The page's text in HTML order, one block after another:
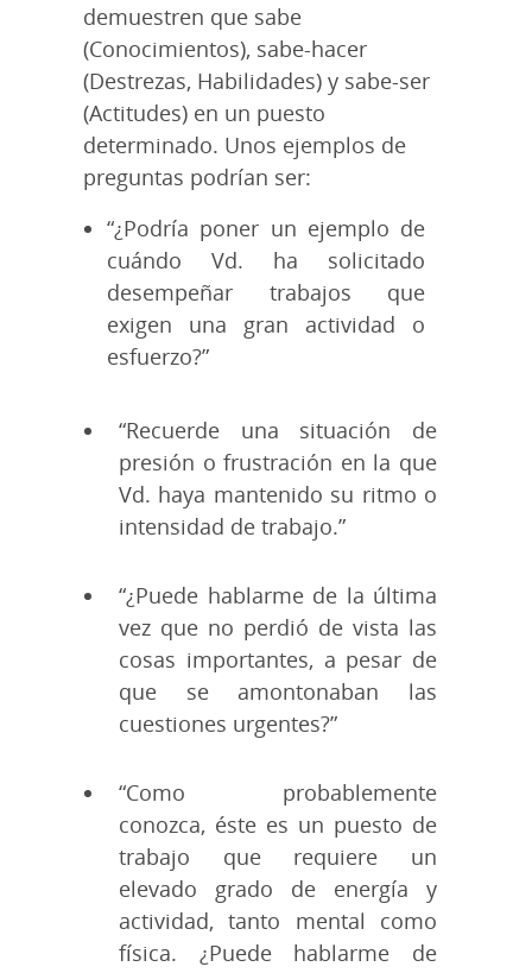
demuestren que sabe
(Conocimientos), sabe-hacer
(Destrezas, Habilidades) y sabe-ser
(Actitudes) en un puesto
determinado. Unos ejemplos de
preguntas podrían ser:
“¿Podría poner un ejemplo de
cuándo Vd. ha solicitado
desempeñar trabajos que
exigen una gran actividad o
esfuerzo?”
“Recuerde una situación de
presión o frustración en la que
Vd. haya mantenido su ritmo o
intensidad de trabajo.”
“¿Puede hablarme de la última
vez que no perdió de vista las
cosas importantes, a pesar de
que se amontonaban las
cuestiones urgentes?”
“Como probablemente
conozca, éste es un puesto de
trabajo que requiere un
elevado grado de energía y
actividad, tanto mental como
física. ¿Puede hablarme de